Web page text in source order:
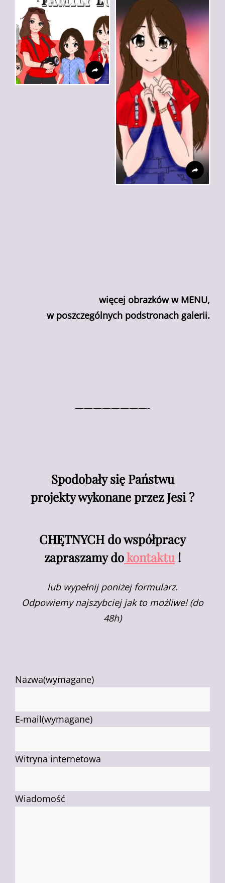
więcej obrazków w MENU,
w poszczególnych podstronach galerii.
————————-
Spodobały się Państwu
projekty wykonane przez Jesi ?
CHĘTNYCH do współpracy
zapraszamy dokontaktu !
lub wypełnij poniżej formularz.
Odpowiemy najszybciej jak to możliwe! (do
48h)
Nazwa(wymagane)
E-mail(wymagane)
Witryna internetowa
Wiadomość